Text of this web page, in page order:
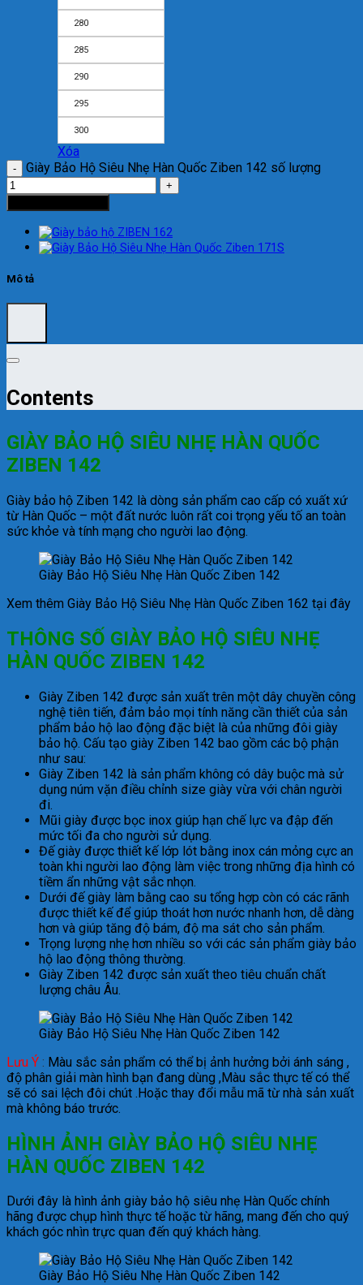
280
285
290
295
300
Xóa
Giày Bảo Hộ Siêu Nhẹ Hàn Quốc Ziben 142 số lượng
Mô tả
Contents
GIÀY BẢO HỘ SIÊU NHẸ HÀN QUỐC
ZIBEN 142
Giày bảo hộ Ziben 142 là dòng sản phẩm cao cấp có xuất xứ
từ Hàn Quốc – một đất nước luôn rất coi trọng yếu tố an toàn
sức khỏe và tính mạng cho người lao động.
Giày Bảo Hộ Siêu Nhẹ Hàn Quốc Ziben 142
Xem thêm Giày Bảo Hộ Siêu Nhẹ Hàn Quốc Ziben 162 tại đây
THÔNG SỐ GIÀY BẢO HỘ SIÊU NHẸ
HÀN QUỐC ZIBEN 142
Giày Ziben 142 được sản xuất trên một dây chuyền công
nghệ tiên tiến, đảm bảo mọi tính năng cần thiết của sản
phẩm bảo hộ lao động đặc biệt là của những đôi giày
bảo hộ. Cấu tạo giày Ziben 142 bao gồm các bộ phận
như sau:
Giày Ziben 142 là sản phẩm không có dây buộc mà sử
dụng núm vặn điều chỉnh size giày vừa với chân người
đi.
Mũi giày được bọc inox giúp hạn chế lực va đập đến
mức tối đa cho người sử dụng.
Đế giày được thiết kế lớp lót bằng inox cán mỏng cực an
toàn khi người lao động làm việc trong những địa hình có
tiềm ẩn những vật sắc nhọn.
Dưới đế giày làm bằng cao su tổng hợp còn có các rãnh
được thiết kế để giúp thoát hơn nước nhanh hơn, dễ dàng
hơn và giúp tăng độ bám, độ ma sát cho sản phẩm.
Trọng lượng nhẹ hơn nhiều so với các sản phẩm giày bảo
hộ lao động thông thường.
Giày Ziben 142 được sản xuất theo tiêu chuẩn chất
lượng châu Âu.
Giày Bảo Hộ Siêu Nhẹ Hàn Quốc Ziben 142
Lưu Ý : Màu sắc sản phẩm có thể bị ảnh hưởng bởi ánh sáng ,
độ phân giải màn hình bạn đang dùng ,Màu sắc thực tế có thể
sẽ có sai lệch đôi chút .Hoặc thay đổi mẫu mã từ nhà sản xuất
mà không báo trước.
HÌNH ẢNH GIÀY BẢO HỘ SIÊU NHẸ
HÀN QUỐC ZIBEN 142
Dưới đây là hình ảnh giày bảo hộ siêu nhẹ Hàn Quốc chính
hãng được chụp hình thực tế hoặc từ hãng, mang đến cho quý
khách góc nhìn trực quan đến quý khách hàng.
Giày Bảo Hộ Siêu Nhẹ Hàn Quốc Ziben 142